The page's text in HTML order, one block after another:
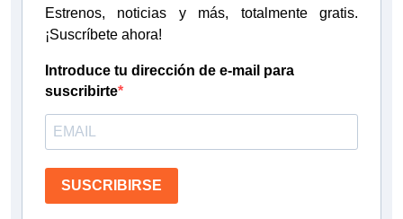
Estrenos, noticias y más, totalmente gratis.
¡Suscríbete ahora!
Introduce tu dirección de e-mail para
suscribirte
SUSCRIBIRSE